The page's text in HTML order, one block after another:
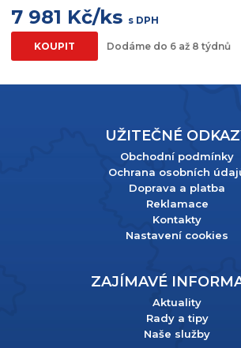
7 981 Kč/ks s DPH
KOUPIT Dodáme do 6 až 8 týdnů
UŽITEČNÉ
Obchodní podmínky
Ochrana osobních
Doprava a platba
Reklamace
Kontakty
Nastavení cookies
ZAJÍMAVÉ
Aktuality
Rady a tipy
Naše služby